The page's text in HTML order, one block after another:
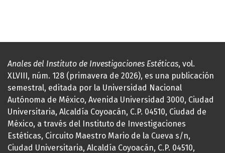
Anales del Instituto de Investigaciones Estéticas, vol.
XLVIII, núm. 128 (primavera de 2026), es una publicación
semestral, editada por la Universidad Nacional
Autónoma de México, Avenida Universidad 3000, Ciudad
Universitaria, Alcaldía Coyoacán, C.P. 04510, Ciudad de
México, a través del Instituto de Investigaciones
Estéticas, Circuito Maestro Mario de la Cueva s/n,
Ciudad Universitaria, Alcaldía Coyoacán, C.P. 04510,